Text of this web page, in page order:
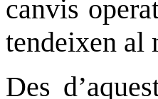
canvis
tendeixen al
Des